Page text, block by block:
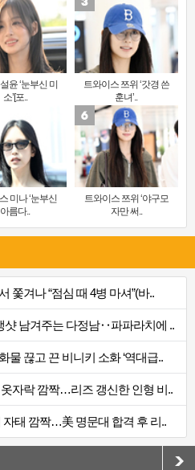
윤 ‘눈부신 미
소’[포..
트와이스 쯔위 ‘갓경 쓴
훈녀’..
미나 ‘눈부신
아름다..
트와이스 쯔위 ‘야구모
자만 써..
쫓겨나 “점심 때 4병 마셔”(바..
샷 남겨주는 다정남‥파파라치에 ..
물 끊고 끈 비니키 소화 ‘역대급..
자락 깜짝…리즈 갱신한 인형 비..
자태 깜짝…美 명문대 합격 후 리..